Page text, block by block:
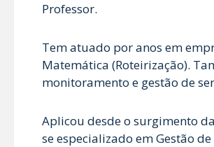
Professor.
Tem atuado por anos em
Matemática (Roteirização).
monitoramento e gestão de
Aplicou desde o surgimento
se especializado em Gestão